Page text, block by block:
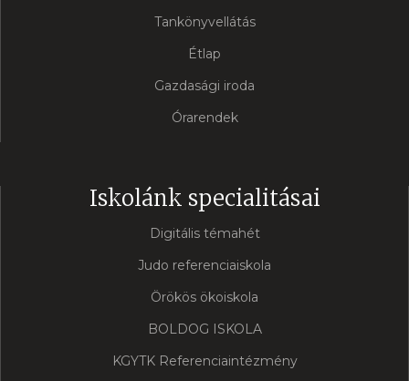
Tankönyvellátás
Étlap
Gazdasági iroda
Órarendek
Iskolánk specialitásai
Digitális témahét
Judo referenciaiskola
Örökös ökoiskola
BOLDOG ISKOLA
KGYTK Referenciaintézmény